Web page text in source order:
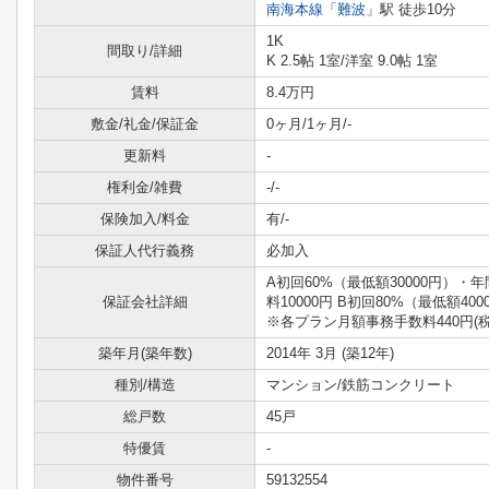
南海本線 「 難波 」駅 徒歩10分
間取り/詳細
1K
K 2.5帖 1室/洋室 9.0帖 1室
賃料
8.4万円
敷金/礼金/保証金
0ヶ月/1ヶ月/-
更新料
-
権利金/雑費
-/-
保険加入/料金
有/-
保証人代行義務
必加入
保証会社詳細
A初回60%（最低額30000円）・年
料10000円 B初回80%（最低額
※各プラン月額事務手数料440円(
築年月(築年数)
2014年 3月 (築12年)
種別/構造
マンション/鉄筋コンクリート
総戸数
45戸
特優賃
-
物件番号
59132554